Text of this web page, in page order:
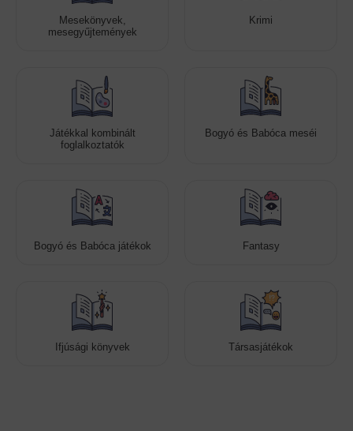
Mesekönyvek,
mesegyűjtemények
Krimi
Játékkal kombinált
foglalkoztatók
Bogyó és Babóca meséi
Bogyó és Babóca játékok Fantasy
Ifjúsági könyvek Társasjátékok